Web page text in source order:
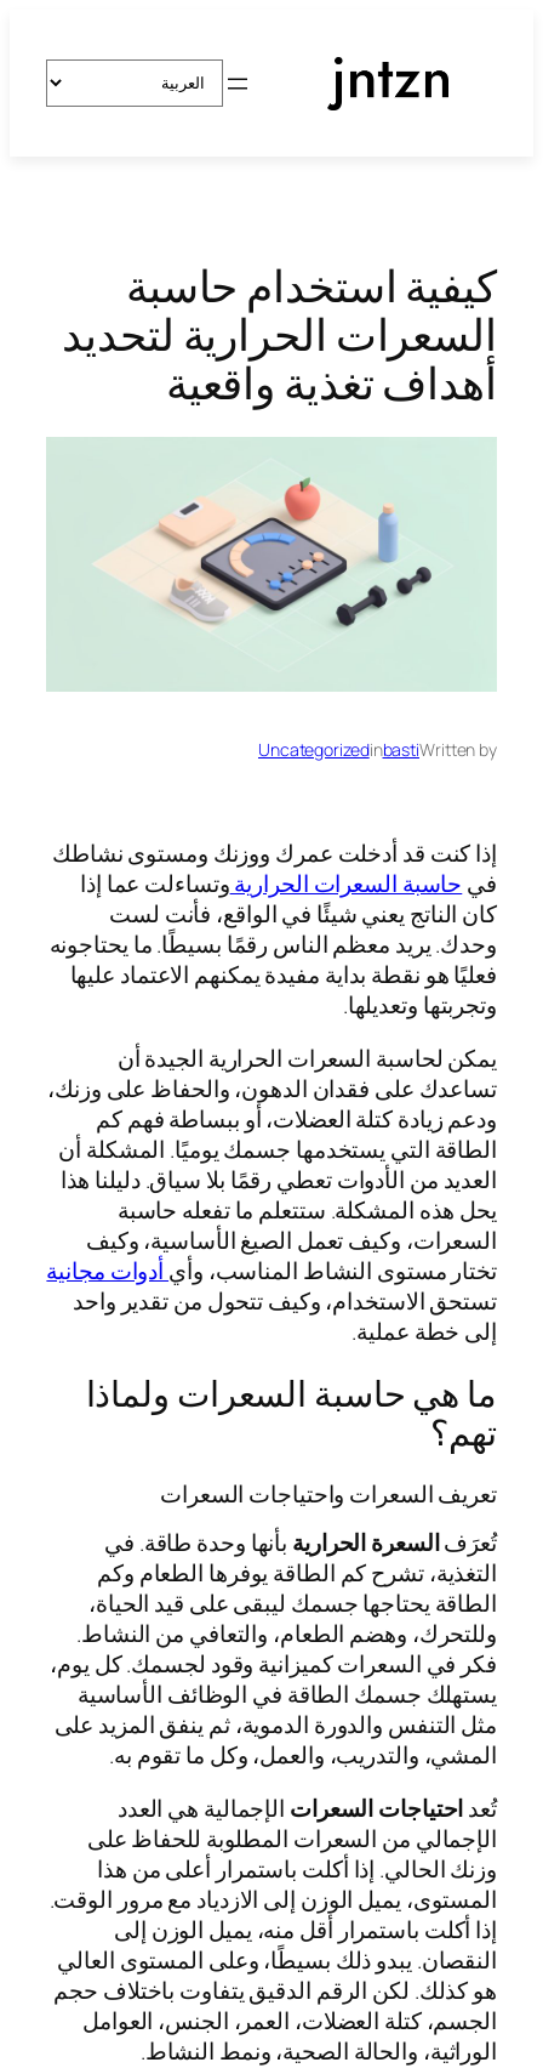
اختر
لغة
كيفية استخدام حاسبة
السعرات الحرارية لتحديد
أهداف تغذية واقعية
Written by
basti
in
Uncategorized
إذا كنت قد أدخلت عمرك ووزنك ومستوى نشاطك
في حاسبة السعرات الحراريةوتساءلت عما إذا
كان الناتج يعني شيئًا في الواقع، فأنت لست
وحدك. يريد معظم الناس رقمًا بسيطًا. ما يحتاجونه
فعليًا هو نقطة بداية مفيدة يمكنهم الاعتماد عليها
وتجربتها وتعديلها.
يمكن لحاسبة السعرات الحرارية الجيدة أن
تساعدك على فقدان الدهون، والحفاظ على وزنك،
ودعم زيادة كتلة العضلات، أو ببساطة فهم كم
الطاقة التي يستخدمها جسمك يوميًا. المشكلة أن
العديد من الأدوات تعطي رقمًا بلا سياق. دليلنا هذا
يحل هذه المشكلة. ستتعلم ما تفعله حاسبة
السعرات، وكيف تعمل الصيغ الأساسية، وكيف
تختار مستوى النشاط المناسب، وأيأدوات مجانية
تستحق الاستخدام، وكيف تتحول من تقدير واحد
إلى خطة عملية.
ما هي حاسبة السعرات ولماذا
تهم؟
تعريف السعرات واحتياجات السعرات
تُعرَفالسعرة الحرارية بأنها وحدة طاقة. في
التغذية، تشرح كم الطاقة يوفرها الطعام وكم
الطاقة يحتاجها جسمك ليبقى على قيد الحياة،
وللتحرك، وهضم الطعام، والتعافي من النشاط.
فكر في السعرات كميزانية وقود لجسمك. كل يوم،
يستهلك جسمك الطاقة في الوظائف الأساسية
مثل التنفس والدورة الدموية، ثم ينفق المزيد على
المشي، والتدريب، والعمل، وكل ما تقوم به.
تُعداحتياجات السعرات الإجمالية هي العدد
الإجمالي من السعرات المطلوبة للحفاظ على
وزنك الحالي. إذا أكلت باستمرار أعلى من هذا
المستوى، يميل الوزن إلى الازدياد مع مرور الوقت.
إذا أكلت باستمرار أقل منه، يميل الوزن إلى
النقصان. يبدو ذلك بسيطًا، وعلى المستوى العالي
هو كذلك. لكن الرقم الدقيق يتفاوت باختلاف حجم
الجسم، كتلة العضلات، العمر، الجنس، العوامل
الوراثية، والحالة الصحية، ونمط النشاط.